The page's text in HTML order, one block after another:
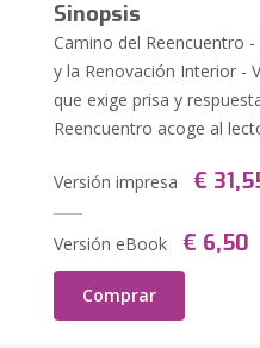
Sinopsis
Camino del Reencuentro
y la Renovación Interior -
que exige prisa y
Reencuentro acoge al
Versión impresa €
Versión eBook € 6,50
Comprar